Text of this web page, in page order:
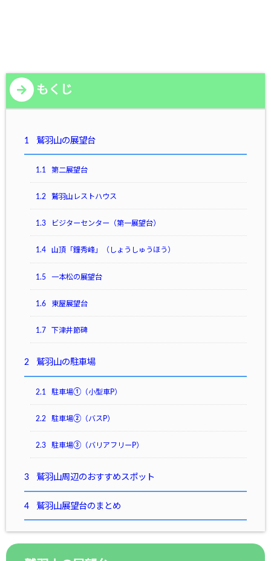
もくじ
1 鷲羽山の展望台
1.1 第二展望台
1.2 鷲羽山レストハウス
1.3 ビジターセンター（第一展望台）
1.4 山頂「鐘秀峰」（しょうしゅうほう）
1.5 一本松の展望台
1.6 東屋展望台
1.7 下津井節碑
2 鷲羽山の駐車場
2.1 駐車場①（小型車P）
2.2 駐車場②（バスP）
2.3 駐車場③（バリアフリーP）
3 鷲羽山周辺のおすすめスポット
4 鷲羽山展望台のまとめ